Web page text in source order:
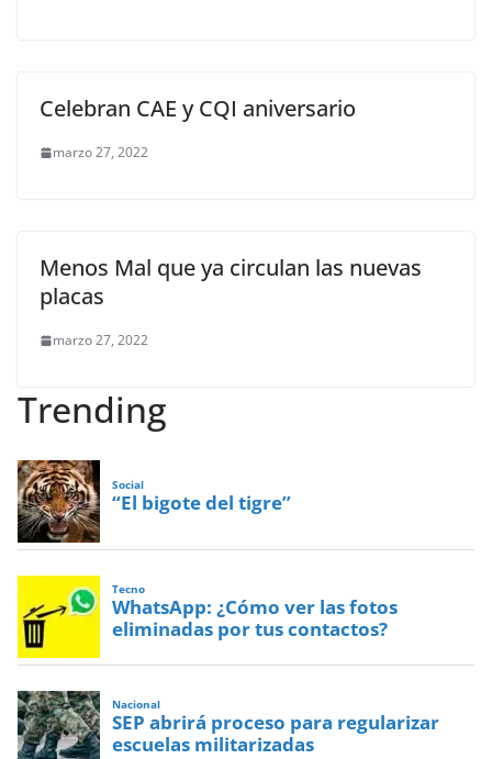
Celebran CAE y CQI aniversario
marzo 27, 2022
Menos Mal que ya circulan las nuevas
placas
marzo 27, 2022
Trending
Social
“El bigote del tigre”
Tecno
WhatsApp: ¿Cómo ver las fotos
eliminadas por tus contactos?
Nacional
SEP abrirá proceso para regularizar
escuelas militarizadas